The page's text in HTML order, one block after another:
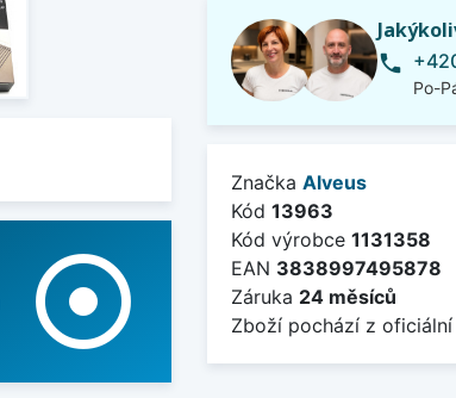
adjust
phone
Po-
Značka Alveus
Kód 13963
Kód výrobce 1131358
EAN 3838997495878
Záruka 24 měsíců
Zboží pochází z